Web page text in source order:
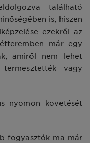
található
is, hiszen
ezekről az
már egy
amiről nem lehet
vagy
nyomon követését
fogyasztók ma már